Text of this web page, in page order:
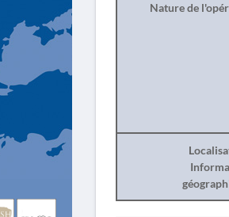
Nature de